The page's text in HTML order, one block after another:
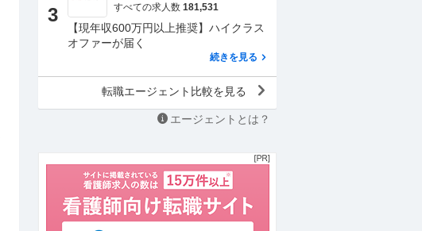
3 すべての求人数 181,531
【現年収600万円以上推奨】ハイクラス
オファーが届く
続きを見る
転職エージェント比較を見る
エージェントとは？